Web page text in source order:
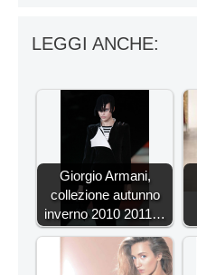
LEGGI ANCHE:
Giorgio Armani,
collezione autunno
inverno 2010 2011…